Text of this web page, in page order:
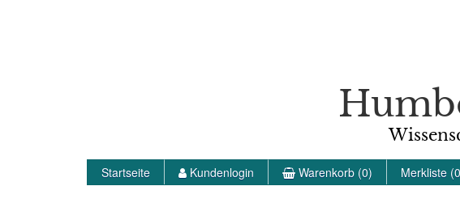
Startseite Kundenlogin Warenkorb (0) Merkliste